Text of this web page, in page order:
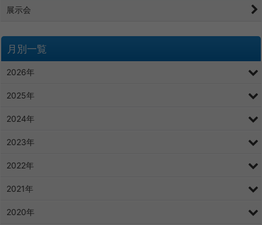
展示会
月別一覧
2026年
2025年
2024年
2023年
2022年
2021年
2020年